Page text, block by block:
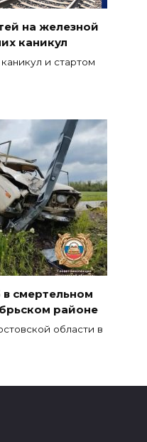
на железной
каникул
и стартом
смертельном
районе
области в